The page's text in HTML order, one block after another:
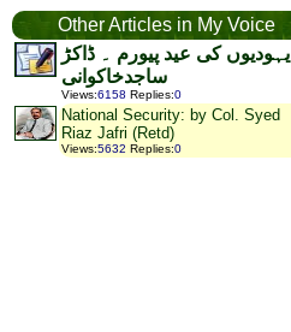
Other Articles in My Voice
یہودیوں کی عید پیورم ۔ ڈاکڑ
ساجدخاکوانی
Views:6158 Replies:0
National Security: by Col. Syed
Riaz Jafri (Retd)
Views:5632 Replies:0